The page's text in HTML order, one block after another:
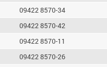
09422 8570-34
09422 8570-42
09422 8570-11
09422 8570-26